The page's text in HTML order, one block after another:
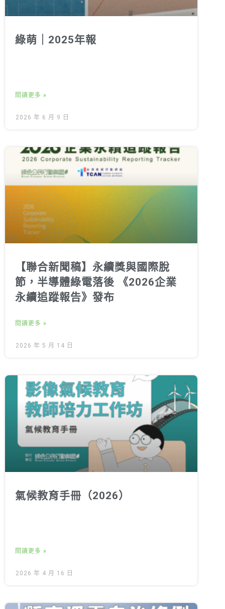
綠萌｜2025年報
閱讀更多 »
2026 年 6 月 9 日
【聯合新聞稿】永續獎與國際脫
節，半導體綠電落後 《2026企業
永續追蹤報告》發布
閱讀更多 »
2026 年 5 月 14 日
氣候教育手冊（2026）
閱讀更多 »
2026 年 4 月 16 日